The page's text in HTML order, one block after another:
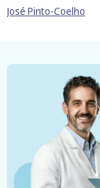
José Pinto-Coelho